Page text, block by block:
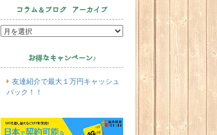
コラム＆ブログ アーカイブ
お得なキャンペーン♪
友達紹介で最大１万円キャッシュ
バック！！